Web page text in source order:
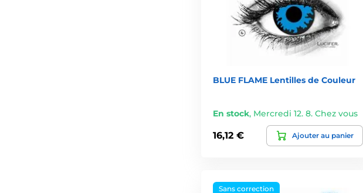
BLUE FLAME Lentilles de Couleur
En stock, Mercredi 12. 8. Chez vous
16,12 € Ajouter au panier
Sans correction